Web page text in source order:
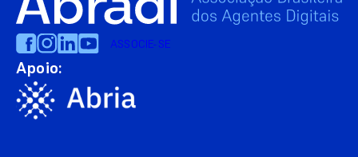
ASSOCIE-SE
Apoio: